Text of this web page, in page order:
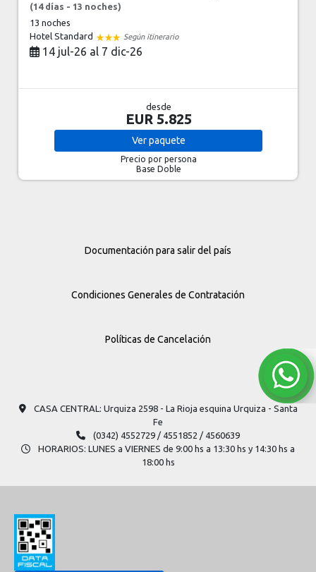
(14 días - 13 noches)
13 noches
Hotel Standard
Según itinerario
14 jul-26 al 7 dic-26
desde
EUR 5.825
Verpaquete
Precio por persona
Base Doble
Documentación para salir del país
Condiciones Generales de Contratación
Políticas de Cancelación
CASA CENTRAL: Urquiza 2598​ - La Rioja esquina Urquiza - Santa
Fe
(0342) 4552729 / 4551852 / 4560639
HORARIOS: LUNES a VIERNES de 9:00 hs a 13:30 hs y 14:30 hs a
18:00 hs